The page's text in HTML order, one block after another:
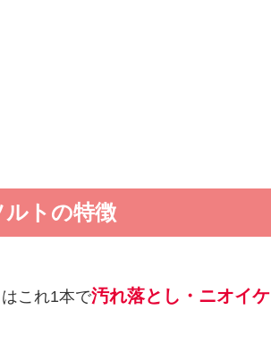
トの特徴
これ1本で汚れ落とし・ニオイケ